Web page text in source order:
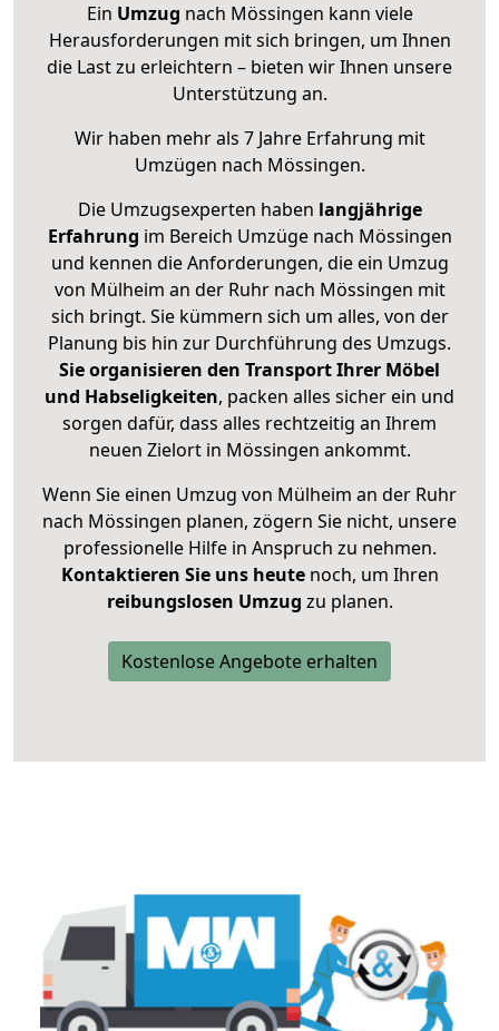
Ein Umzug nach Mössingen kann viele
Herausforderungen mit sich bringen, um Ihnen
die Last zu erleichtern – bieten wir Ihnen unsere
Unterstützung an.
Wir haben mehr als 7 Jahre Erfahrung mit
Umzügen nach Mössingen.
Die Umzugsexperten haben langjährige
Erfahrung im Bereich Umzüge nach Mössingen
und kennen die Anforderungen, die ein Umzug
von Mülheim an der Ruhr nach Mössingen mit
sich bringt. Sie kümmern sich um alles, von der
Planung bis hin zur Durchführung des Umzugs.
Sie organisieren den Transport Ihrer Möbel
und Habseligkeiten, packen alles sicher ein und
sorgen dafür, dass alles rechtzeitig an Ihrem
neuen Zielort in Mössingen ankommt.
Wenn Sie einen Umzug von Mülheim an der Ruhr
nach Mössingen planen, zögern Sie nicht, unsere
professionelle Hilfe in Anspruch zu nehmen.
Kontaktieren Sie uns heutenoch, um Ihren
reibungslosen Umzug zu planen.
Kostenlose Angebote erhalten